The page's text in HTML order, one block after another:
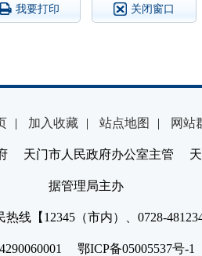
我要打印 关闭窗口
| 加入收藏 | 站点地图 | 网站
天门市人民政府办公室主管 天
据管理局主办
热线【12345（市内）、0728-
鄂ICP备05005537号